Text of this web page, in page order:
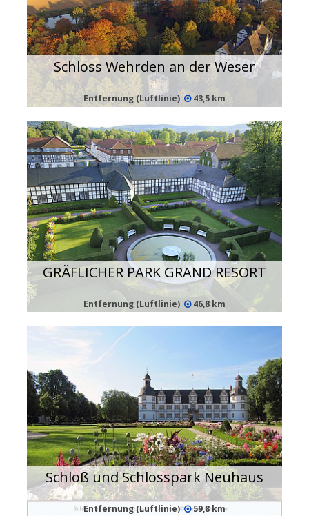
Schloss Wehrden an der Weser
Entfernung (Luftlinie) 43,5 km
GRÄFLICHER PARK GRAND RESORT
Entfernung (Luftlinie) 46,8 km
Schloß und Schlosspark Neuhaus
Entfernung (Luftlinie) 59,8 km